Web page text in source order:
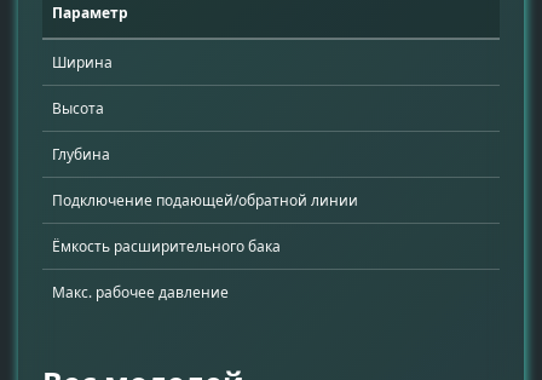
Параметр
Ширина
Высота
Глубина
Подключение подающей/обратной линии
Ёмкость расширительного бака
Макс. рабочее давление